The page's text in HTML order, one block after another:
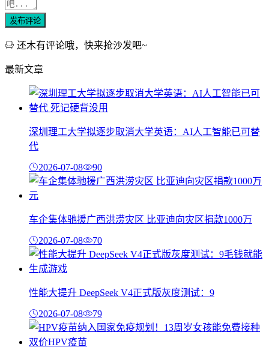
发布评论
还木有评论哦，快来抢沙发吧~
最新文章
深圳理工大学拟逐步取消大学英语：AI人工智能已可替
代
2026-07-08 90
车企集体驰援广西洪涝灾区 比亚迪向灾区捐款1000万
2026-07-08 70
性能大提升 DeepSeek V4正式版灰度测试：9
2026-07-08 79